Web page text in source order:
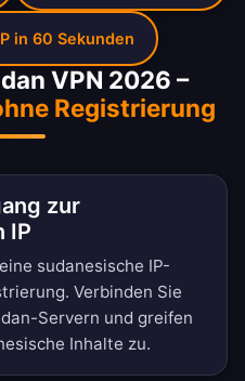
VPN 2026 –
Registrierung
zur
IP
sudanesische IP-
Verbinden Sie
Servern und greifen
Inhalte zu.
in 60 Sekunden